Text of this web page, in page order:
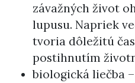
závažných život
lupusu. Napriek
tvoria dôležitú
postihnutím
biologická liečba